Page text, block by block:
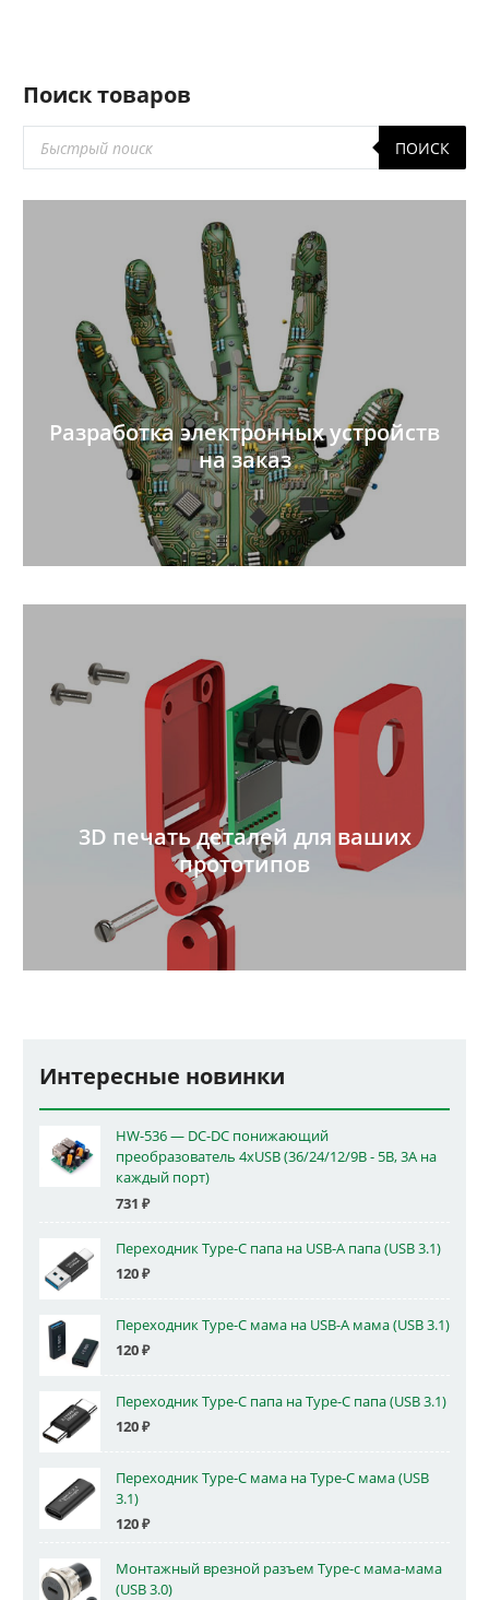
Поиск товаров
товаров
ПОИСК
Разработка электронных устройств
на заказ
3D печать деталей для ваших
прототипов
Интересные новинки
HW-536 — DC-DC понижающий
преобразователь 4xUSB (36/24/12/9В - 5В, 3А на
каждый порт)
731 ₽
Переходник Type-C папа на USB-A папа (USB 3.1)
120₽
Переходник Type-C мама на USB-A мама (USB 3.1)
120₽
Переходник Type-C папа на Type-C папа (USB 3.1)
120₽
Переходник Type-C мама на Type-C мама (USB
3.1)
120₽
Монтажный врезной разъем Type-c мама-мама
(USB 3.0)